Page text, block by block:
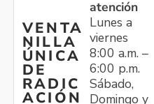
VENTA
NILLA
ÚNICA
DE
RADIC
ACIÓN
atención
Lunes a
viernes
8:00 a.m. –
6:00 p.m.
Sábado,
Domingo y